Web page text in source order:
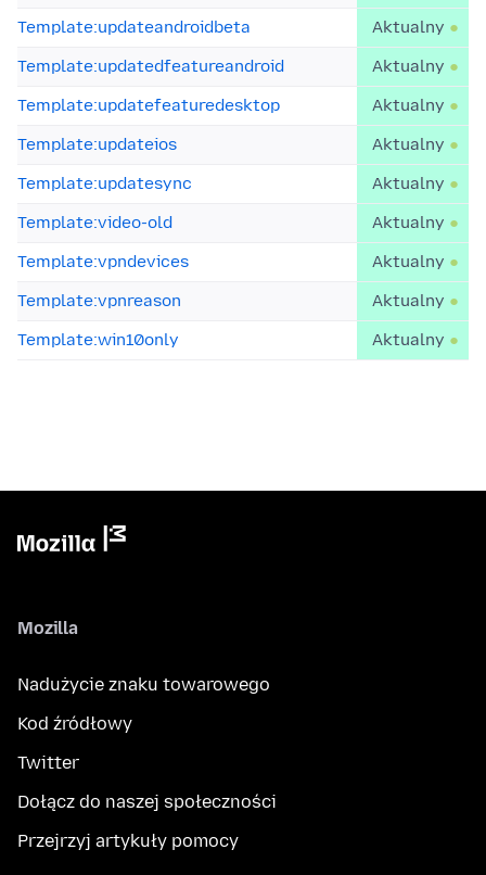
Template:updateandroidbeta
Aktualny
Template:updatedfeatureandroid
Aktualny
Template:updatefeaturedesktop
Aktualny
Template:updateios
Aktualny
Template:updatesync
Aktualny
Template:video-old
Aktualny
Template:vpndevices
Aktualny
Template:vpnreason
Aktualny
Template:win10only
Aktualny
Mozilla
Nadużycie znaku towarowego
Kod źródłowy
Twitter
Dołącz do naszej społeczności
Przejrzyj artykuły pomocy